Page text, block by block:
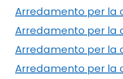
Arredamento per la
Arredamento per la
Arredamento per la
Arredamento per la